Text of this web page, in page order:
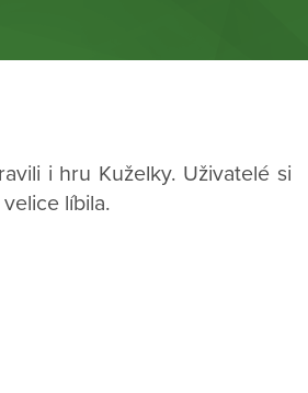
i hru Kuželky. Uživatelé si
líbila.